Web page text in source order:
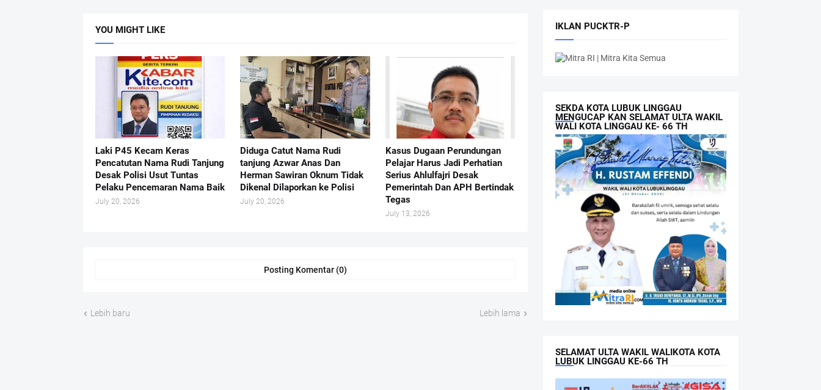
YOU MIGHT LIKE
Laki P45 Kecam Keras
Pencatutan Nama Rudi Tanjung
Desak Polisi Usut Tuntas
Pelaku Pencemaran Nama Baik
July 20, 2026
Diduga Catut Nama Rudi
tanjung Azwar Anas Dan
Herman Sawiran Oknum Tidak
Dikenal Dilaporkan ke Polisi
July 20, 2026
Kasus Dugaan Perundungan
Pelajar Harus Jadi Perhatian
Serius Ahlulfajri Desak
Pemerintah Dan APH Bertindak
Tegas
July 13, 2026
Posting Komentar (0)
Lebih baru Lebih lama
IKLAN PUCKTR-P
SEKDA KOTA LUBUK LINGGAU
MENGUCAP KAN SELAMAT ULTA WAKIL
WALI KOTA LINGGAU KE- 66 TH
SELAMAT ULTA WAKIL WALIKOTA KOTA
LUBUK LINGGAU KE-66 TH